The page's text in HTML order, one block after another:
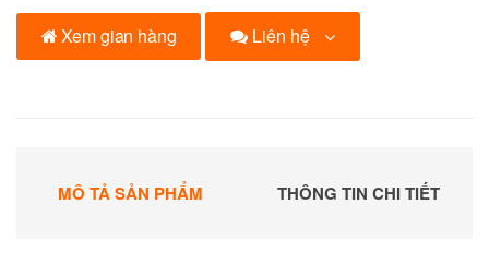
Xem gian hàng Liên hệ
MÔ TẢ SẢN PHẨM THÔNG TIN CHI TIẾT